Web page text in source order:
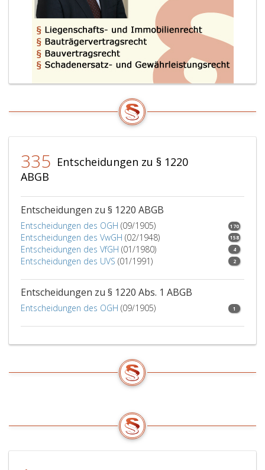
335 Entscheidungen zu § 1220
ABGB
Entscheidungen zu § 1220 ABGB
Entscheidungen des OGH (09/1905) 170
Entscheidungen des VwGH (02/1948) 158
Entscheidungen des VfGH (01/1980) 4
Entscheidungen des UVS (01/1991) 2
Entscheidungen zu § 1220 Abs. 1 ABGB
Entscheidungen des OGH (09/1905) 1